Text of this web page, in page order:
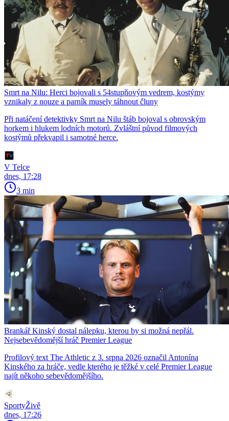
Smrt na Nilu: Herci bojovali s 54stupňovým vedrem, kostýmy
vznikaly z nouze a parník musely táhnout čluny
Při natáčení detektivky Smrt na Nilu štáb bojoval s obrovským
horkem i hlukem lodních motorů. Zvláštní původ filmových
kostýmů překvapil i samotné herce.
V Telce
dnes, 17:28
3 min
Brankář Kinský dostal nálepku, kterou by si možná nepřál.
Nejsebevědomější hráč Premier League
Profilový text The Athletic z 3. srpna 2026 označil Antonína
Kinského za hráče, vedle kterého je těžké v celé Premier League
najít někoho sebevědomějšího.
SportyŽivě
dnes, 17:26